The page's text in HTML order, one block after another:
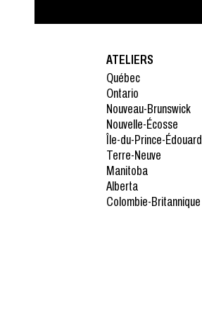
ATELIERS
Québec
Ontario
Nouveau-Brunswick
Nouvelle-Écosse
Île-du-Prince-Édouard
Terre-Neuve
Manitoba
Alberta
Colombie-Britannique